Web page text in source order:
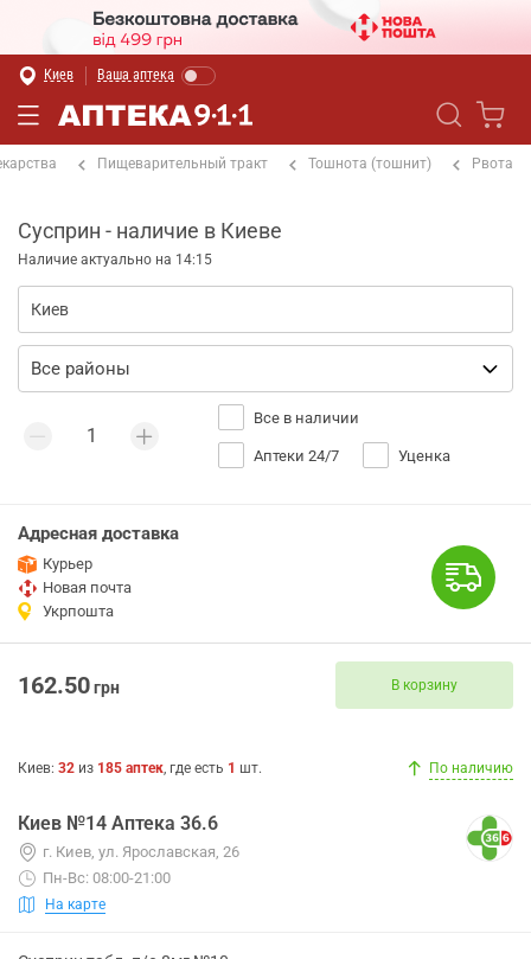
Киев Ваша аптека
Пищеварительный тракт Тошнота (тошнит) Рвота
Сусприн - наличие в Киеве
Наличие актуально на 14:15
Все в наличии
Аптеки 24/7 Уценка
Адресная доставка
Курьер
Новая почта
Укрпошта
162.50грн В корзину
Киев: 32 из 185 аптек, где есть 1 шт. По наличию
Киев №14 Аптека 36.6
г. Киев, ул. Ярославская, 26
Пн-Вс: 08:00-21:00
На карте